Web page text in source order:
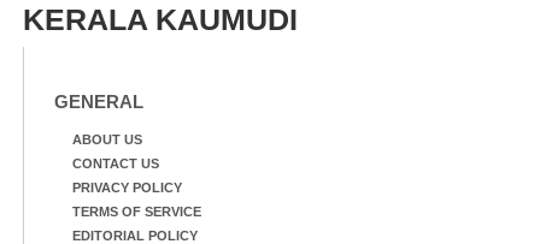
KERALA KAUMUDI
GENERAL
ABOUT US
CONTACT US
PRIVACY POLICY
TERMS OF SERVICE
EDITORIAL POLICY